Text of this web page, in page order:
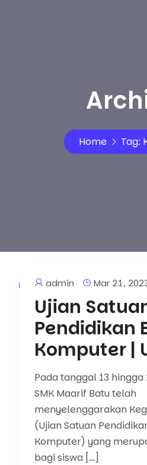
Home Tag:
Artikeladmin Mar 21,
Ujian
Pendidikan
Komputer |
Pada tanggal 13
SMK Maarif Batu telah
menyelenggarakan
(Ujian Satuan
Komputer) yang
bagi siswa […]